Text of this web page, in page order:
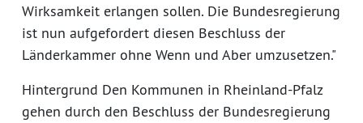
Wirksamkeit erlangen sollen. Die Bundesregierung
ist nun aufgefordert diesen Beschluss der
Länderkammer ohne Wenn und Aber umzusetzen."
Hintergrund Den Kommunen in Rheinland-Pfalz
gehen durch den Beschluss der Bundesregierung